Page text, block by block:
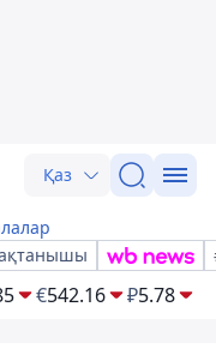
Қаз
€542.16 ₽5.78